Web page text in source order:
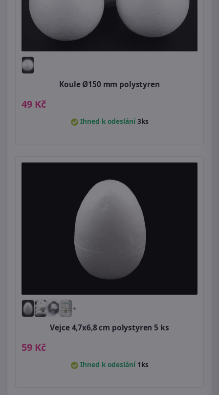
Koule Ø150 mm polystyren
49 Kč
Ihned k odeslání3ks
+
Vejce 4,7x6,8 cm polystyren 5 ks
59 Kč
Ihned k odeslání 1ks